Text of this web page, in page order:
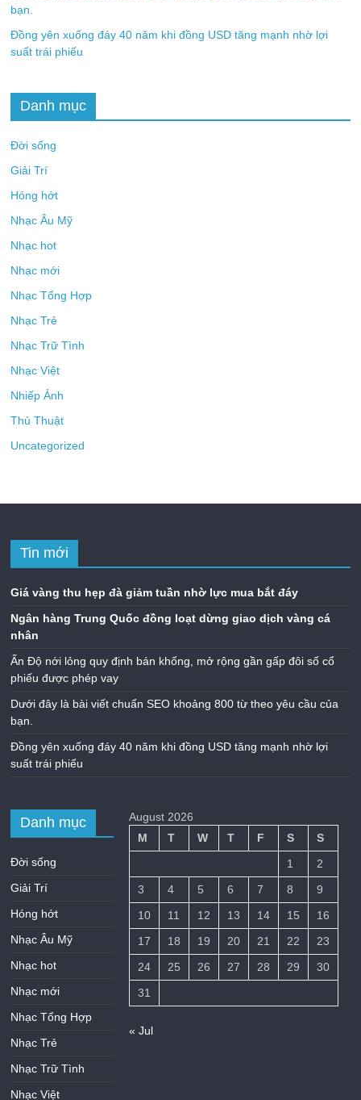
bạn.
Đồng yên xuống đáy 40 năm khi đồng USD tăng mạnh nhờ lợi
suất trái phiếu
Danh mục
Đời sống
Giải Trí
Hóng hớt
Nhạc Âu Mỹ
Nhạc hot
Nhạc mới
Nhạc Tổng Hợp
Nhạc Trẻ
Nhạc Trữ Tình
Nhạc Việt
Nhiếp Ảnh
Thủ Thuật
Uncategorized
Tin mới
Giá vàng thu hẹp đà giảm tuần nhờ lực mua bắt đáy
Ngân hàng Trung Quốc đồng loạt dừng giao dịch vàng cá
nhân
Ấn Độ nới lỏng quy định bán khống, mở rộng gần gấp đôi số cổ
phiếu được phép vay
Dưới đây là bài viết chuẩn SEO khoảng 800 từ theo yêu cầu của
bạn.
Đồng yên xuống đáy 40 năm khi đồng USD tăng mạnh nhờ lợi
suất trái phiếu
Danh mục
Đời sống
Giải Trí
Hóng hớt
Nhạc Âu Mỹ
Nhạc hot
Nhạc mới
Nhạc Tổng Hợp
Nhạc Trẻ
Nhạc Trữ Tình
Nhạc Việt
August 2026
M
T W T F S
S
1
2
3
4 5 6 7 8
9
10
11 12 13 14 15
16
17
18 19 20 21 22
23
24
25 26 27 28 29
30
31
« Jul